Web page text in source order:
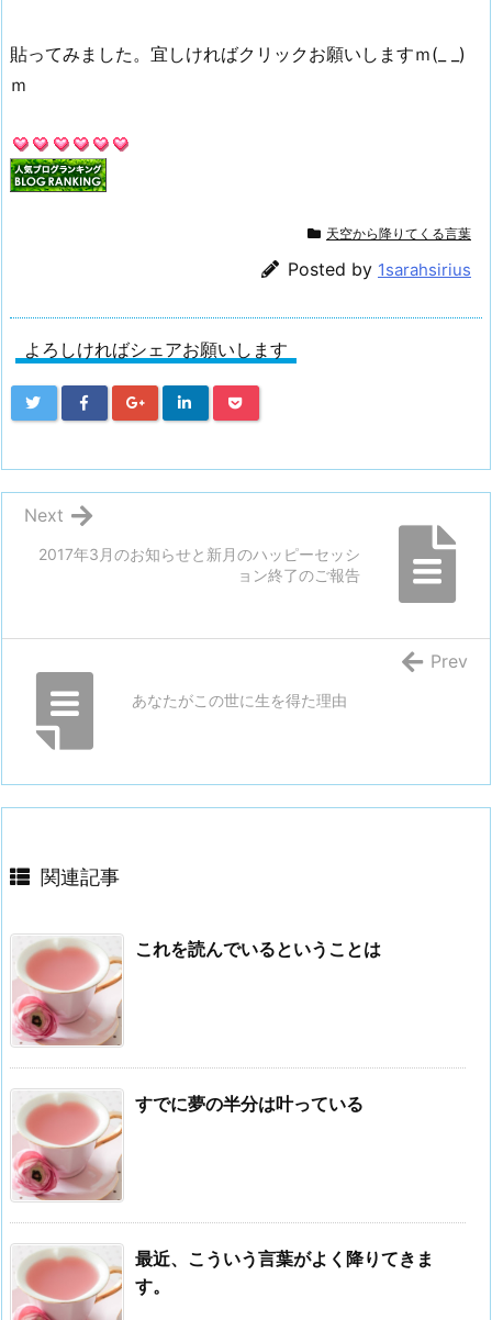
貼ってみました。宜しければクリックお願いしますｍ(_ _)
ｍ
天空から降りてくる言葉
Posted by 1sarahsirius
よろしければシェアお願いします
2017年3月のお知らせと新月のハッピーセッシ
ョン終了のご報告
Next
あなたがこの世に生を得た理由
Prev
関連記事
これを読んでいるということは
すでに夢の半分は叶っている
最近、こういう言葉がよく降りてきま
す。